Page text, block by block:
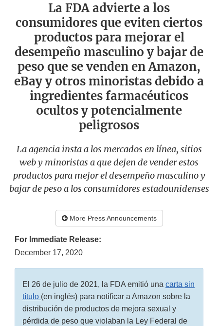
La FDA advierte a los
consumidores que eviten ciertos
productos para mejorar el
desempeño masculino y bajar de
peso que se venden en Amazon,
eBay y otros minoristas debido a
ingredientes farmacéuticos
ocultos y potencialmente
peligrosos
La agencia insta a los mercados en línea, sitios
web y minoristas a que dejen de vender estos
productos para mejor el desempeño masculino y
bajar de peso a los consumidores estadounidenses
More Press Announcements
For Immediate Release:
December 17, 2020
El 26 de julio de 2021, la FDA emitió una carta sin
título (en inglés) para notificar a Amazon sobre la
distribución de productos de mejora sexual y
pérdida de peso que violaban la Ley Federal de